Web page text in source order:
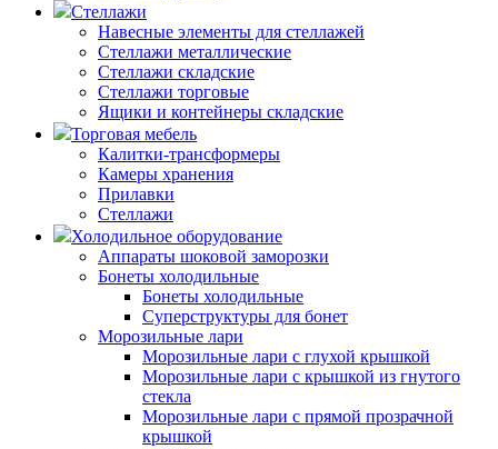
Стеллажи
Навесные элементы для стеллажей
Стеллажи металлические
Стеллажи складские
Стеллажи торговые
Ящики и контейнеры складские
Торговая мебель
Калитки-трансформеры
Камеры хранения
Прилавки
Стеллажи
Холодильное оборудование
Аппараты шоковой заморозки
Бонеты холодильные
Бонеты холодильные
Суперструктуры для бонет
Морозильные лари
Морозильные лари с глухой крышкой
Морозильные лари с крышкой из гнутого
стекла
Морозильные лари с прямой прозрачной
крышкой